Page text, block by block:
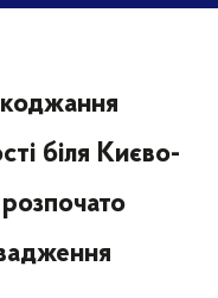
біля Києво-